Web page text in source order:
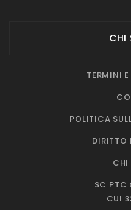
CHI
TERMINI
POLITICA
DIRITTO
CHI
SC PTC
CUI